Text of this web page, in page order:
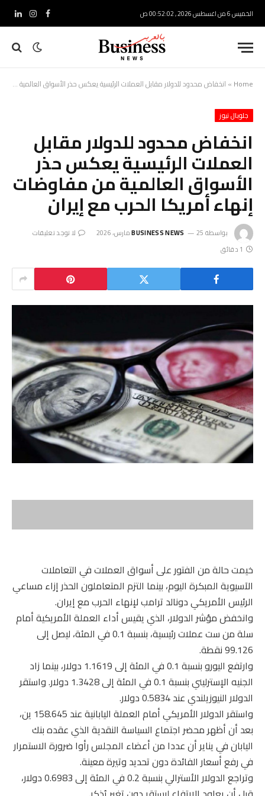
الخميس 6 من اغسطس 2026 , 00:52:03 ص فيسبوكالانستغرام
Home
» انخفاض محدود للدولار مقابل العملات الرئيسية يعكس حذر الأسواق العالمية من مفاوضات إنهاء أمريكا الحرب مع إيران
جلوبال نيوز
انخفاض محدود للدولار مقابل
العملات الرئيسية يعكس حذر
الأسواق العالمية من مفاوضات
إنهاء أمريكا الحرب مع إيران
بواسطة BUSINESS NEWS 25 مارس، 2026
لا توجد تعليقات
1 دقائق
خيمت حالة من الفتور على أسواق ‌العملات في التعاملات
الآسيوية المبكرة اليوم، بينما التزم ‌المتعاملون الحذر إزاء مساعي
الرئيس الأمريكي دونالد ترامب لإنهاء الحرب مع إيران.
وانخفض مؤشر الدولار، الذي يقيس أداء العملة الأمريكية أمام
سلة من ست عملات رئيسية، بنسبة 0.1 في المئة، ليصل إلى
99.126 نقطة.
وارتفع اليورو بنسبة 0.1 في المئة إلى 1.1619 دولار، بينما زاد
الجنيه الإسترليني بنسبة 0.1 في المئة إلى 1.3428 دولار. واستقر
الدولار النيوزيلندي عند 0.5834 دولار.
واستقر الدولار الأمريكي أمام العملة اليابانية عند 158.645 ين،
بعد أن أظهر محضر اجتماع السياسة ‌النقدية الذي ‌عقده ‌بنك
اليابان في يناير أن عددا من أعضاء المجلس رأوا ضرورة الاستمرار
في رفع أسعار الفائدة دون تحديد وتيرة ‌معينة.
وتراجع الدولار الأسترالي بنسبة 0.2 في المئة إلى 0.6983 دولار،